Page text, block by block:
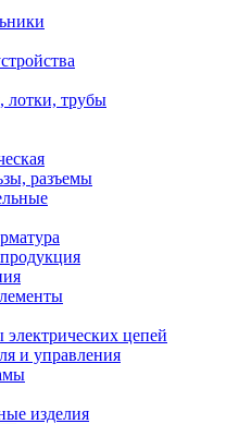
лотки, трубы
разъемы
электрических цепей
и управления
изделия